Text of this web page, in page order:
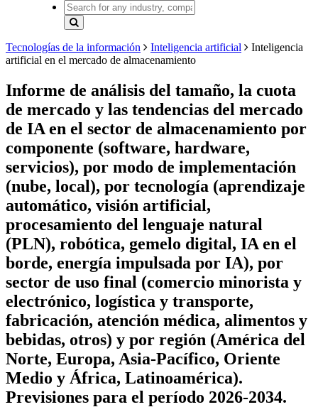
Tecnologías de la información Inteligencia artificial
Inteligencia
artificial en el mercado de almacenamiento
Informe de análisis del tamaño, la cuota
de mercado y las tendencias del mercado
de IA en el sector de almacenamiento por
componente (software, hardware,
servicios), por modo de implementación
(nube, local), por tecnología (aprendizaje
automático, visión artificial,
procesamiento del lenguaje natural
(PLN), robótica, gemelo digital, IA en el
borde, energía impulsada por IA), por
sector de uso final (comercio minorista y
electrónico, logística y transporte,
fabricación, atención médica, alimentos y
bebidas, otros) y por región (América del
Norte, Europa, Asia-Pacífico, Oriente
Medio y África, Latinoamérica).
Previsiones para el período 2026-2034.